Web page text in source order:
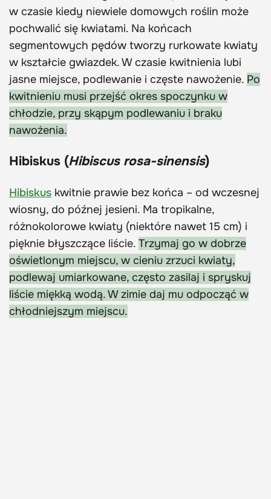
w czasie kiedy niewiele domowych roślin może
pochwalić się kwiatami. Na końcach
segmentowych pędów tworzy rurkowate kwiaty
w kształcie gwiazdek. W czasie kwitnienia lubi
jasne miejsce, podlewanie i częste nawożenie. Po
kwitnieniu musi przejść okres spoczynku w
chłodzie, przy skąpym podlewaniu i braku
nawożenia.
Hibiskus (Hibiscus rosa-sinensis)
Hibiskus kwitnie prawie bez końca – od wczesnej
wiosny, do późnej jesieni. Ma tropikalne,
różnokolorowe kwiaty (niektóre nawet 15 cm) i
pięknie błyszczące liście. Trzymaj go w dobrze
oświetlonym miejscu, w cieniu zrzuci kwiaty,
podlewaj umiarkowane, często zasilaj i spryskuj
liście miękką wodą. W zimie daj mu odpocząć w
chłodniejszym miejscu.